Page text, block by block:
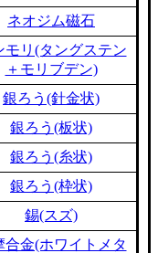
ネオジム磁石
モリ(タングステン
＋モリブデン)
銀ろう(針金状)
銀ろう(板状)
銀ろう(糸状)
銀ろう(枠状)
錫(スズ)
合金(ホワイトメタ